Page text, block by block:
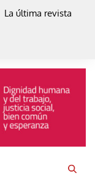
La última revista